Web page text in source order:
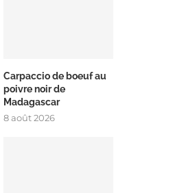
Carpaccio de boeuf au
poivre noir de
Madagascar
8 août 2026